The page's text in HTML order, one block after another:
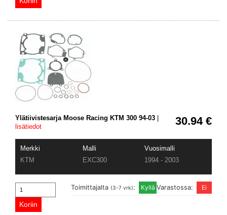
30.94 €
Ylätiivistesarja Moose Racing KTM 300 94-03
lisätiedot
Merkki Malli
Vuosimalli
KTM
EXC300 1994 - 2003
Varastossa:
Toimittajalta (3-7 vrk):